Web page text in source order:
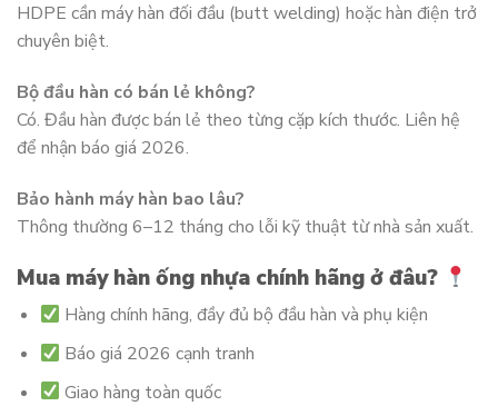
HDPE cần máy hàn đối đầu (butt welding) hoặc hàn điện trở
chuyên biệt.
Bộ đầu hàn có bán lẻ không?
Có. Đầu hàn được bán lẻ theo từng cặp kích thước. Liên hệ
để nhận báo giá 2026.
Bảo hành máy hàn bao lâu?
Thông thường 6–12 tháng cho lỗi kỹ thuật từ nhà sản xuất.
Mua máy hàn ống nhựa chính hãng ở đâu?
Hàng chính hãng, đầy đủ bộ đầu hàn và phụ kiện
Báo giá 2026 cạnh tranh
Giao hàng toàn quốc